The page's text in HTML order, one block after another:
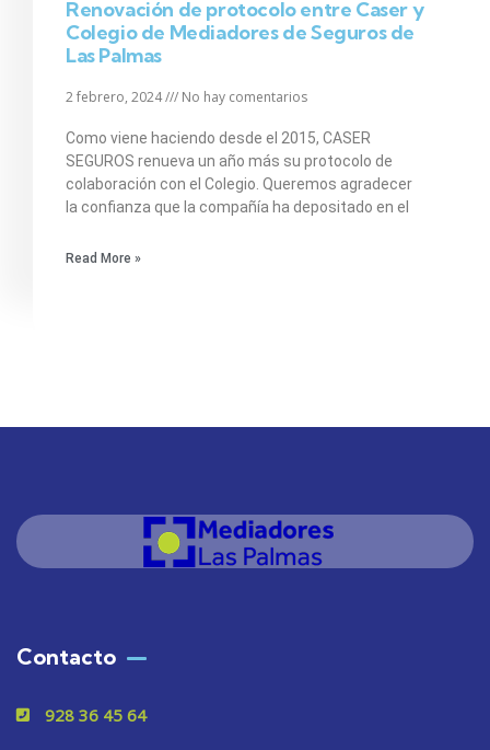
Renovación de protocolo entre Caser y
Colegio de Mediadores de Seguros de
Las Palmas
2 febrero, 2024 No hay comentarios
Como viene haciendo desde el 2015, CASER
SEGUROS renueva un año más su protocolo de
colaboración con el Colegio. Queremos agradecer
la confianza que la compañía ha depositado en el
Read More »
Contacto
928 36 45 64